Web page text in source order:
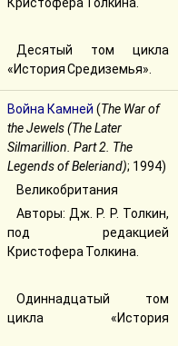
Кристофера Толкина.
Десятый том цикла
«История Средиземья».
Война Камней (The War of
the Jewels (The Later
Silmarillion. Part 2. The
Legends of Beleriand); 1994)
Великобритания
Авторы: Дж. Р. Р. Толкин,
под редакцией
Кристофера Толкина.
Одиннадцатый том
цикла «История